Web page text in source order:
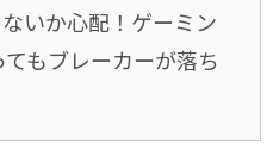
いか心配！ゲーミン
もブレーカーが落ち